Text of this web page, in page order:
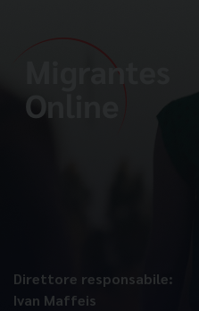
Direttore responsabile:
Ivan Maffeis